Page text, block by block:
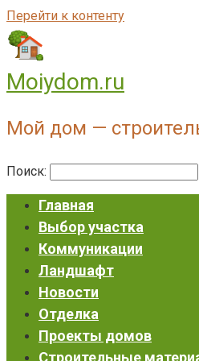
Перейти к контенту
Moiydom.ru
Мой дом —
Поиск:
Главная
Выбор участка
Коммуникации
Ландшафт
Новости
Отделка
Проекты домов
Строительные